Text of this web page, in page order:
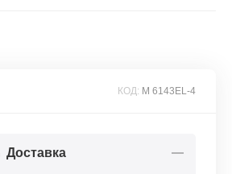
КОД: M 6143EL-4
Доставка